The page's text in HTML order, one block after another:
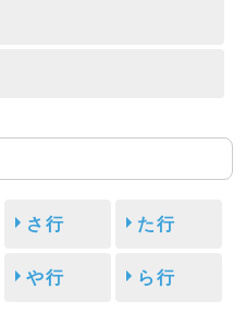
さ行 た行
や行 ら行